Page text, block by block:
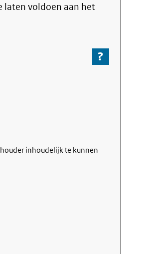
laten voldoen aan het
?
Ga
inhoudelijk te kunnen